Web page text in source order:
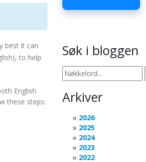
best it can
to help
English
these steps:
Søk i bloggen
Arkiver
2026
2025
2024
2023
2022